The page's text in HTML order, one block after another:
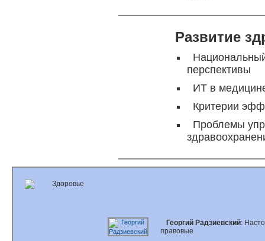
Развитие
перспективы
ИТ в
Критерии
Проблемы
Георгий Радзиевский:
правовые